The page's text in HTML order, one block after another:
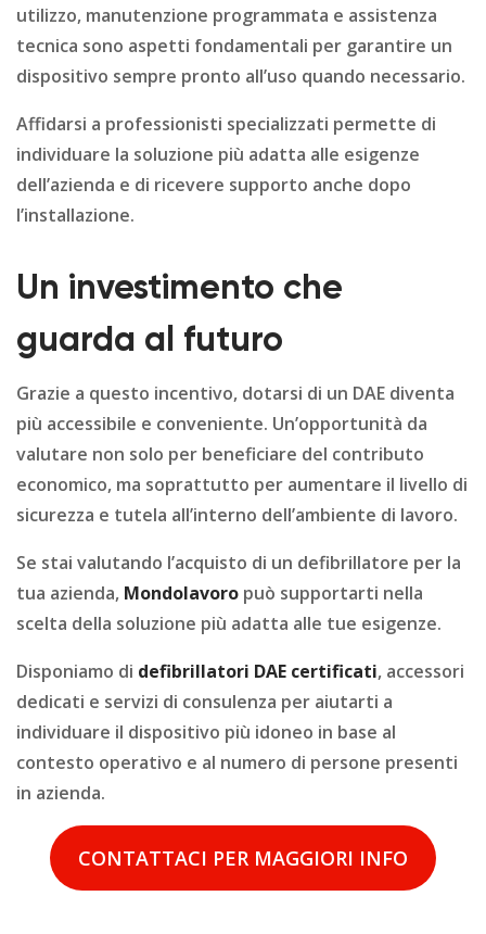
utilizzo, manutenzione programmata e assistenza
tecnica sono aspetti fondamentali per garantire un
dispositivo sempre pronto all’uso quando necessario.
Affidarsi a professionisti specializzati permette di
individuare la soluzione più adatta alle esigenze
dell’azienda e di ricevere supporto anche dopo
l’installazione.
Un investimento che
guarda al futuro
Grazie a questo incentivo, dotarsi di un DAE diventa
più accessibile e conveniente. Un’opportunità da
valutare non solo per beneficiare del contributo
economico, ma soprattutto per aumentare il livello di
sicurezza e tutela all’interno dell’ambiente di lavoro.
Se stai valutando l’acquisto di un defibrillatore per la
tua azienda, Mondolavoro può supportarti nella
scelta della soluzione più adatta alle tue esigenze.
Disponiamo di defibrillatori DAE certificati, accessori
dedicati e servizi di consulenza per aiutarti a
individuare il dispositivo più idoneo in base al
contesto operativo e al numero di persone presenti
in azienda.
CONTATTACI PER MAGGIORI INFO